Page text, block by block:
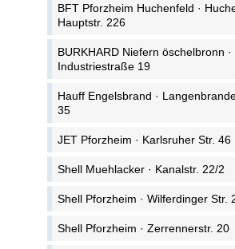
BFT Pforzheim Huchenfeld ·
Hauptstr. 226
BURKHARD Niefern öschelbronn ·
Industriestraße 19
Hauff Engelsbrand ·
35
JET Pforzheim · Karlsruher Str. 46
Shell Muehlacker · Kanalstr. 22/2
Shell Pforzheim · Wilferdinger Str.
Shell Pforzheim · Zerrennerstr. 20